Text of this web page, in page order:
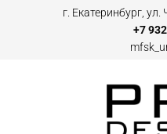
г. Екатеринбург,
+7